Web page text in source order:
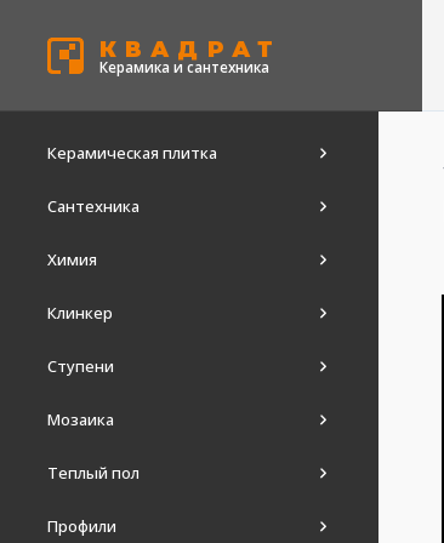
КВАДРАТ
Керамика и сантехника
Керамическая плитка
Сантехника
Химия
Клинкер
Ступени
Мозаика
Теплый пол
Профили